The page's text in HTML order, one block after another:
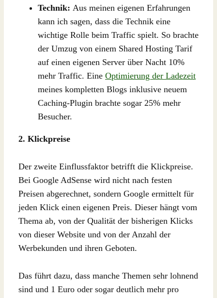
Technik: Aus meinen eigenen Erfahrungen
kann ich sagen, dass die Technik eine
wichtige Rolle beim Traffic spielt. So brachte
der Umzug von einem Shared Hosting Tarif
auf einen eigenen Server über Nacht 10%
mehr Traffic. Eine Optimierung der Ladezeit
meines kompletten Blogs inklusive neuem
Caching-Plugin brachte sogar 25% mehr
Besucher.
2. Klickpreise
Der zweite Einflussfaktor betrifft die Klickpreise.
Bei Google AdSense wird nicht nach festen
Preisen abgerechnet, sondern Google ermittelt für
jeden Klick einen eigenen Preis. Dieser hängt vom
Thema ab, von der Qualität der bisherigen Klicks
von dieser Website und von der Anzahl der
Werbekunden und ihren Geboten.
Das führt dazu, dass manche Themen sehr lohnend
sind und 1 Euro oder sogar deutlich mehr pro